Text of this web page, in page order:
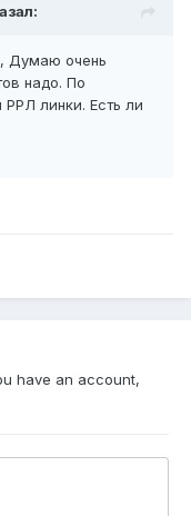
Думаю очень
надо. По
линки. Есть ли
have an account,